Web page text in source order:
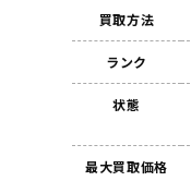
買取方法
ランク
状態
最大買取価格